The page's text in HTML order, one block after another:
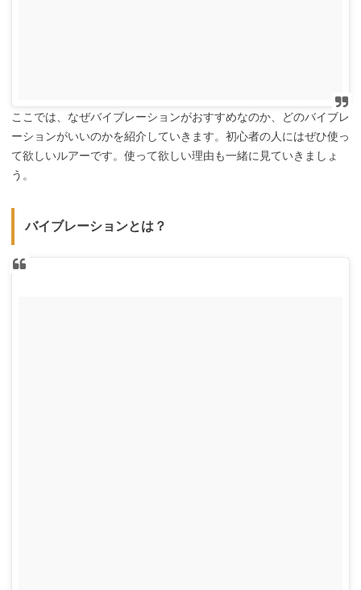
ここでは、なぜバイブレーションがおすすめなのか、どのバイブレ
ーションがいいのかを紹介していきます。初心者の人にはぜひ使っ
て欲しいルアーです。使って欲しい理由も一緒に見ていきましょ
う。
バイブレーションとは？